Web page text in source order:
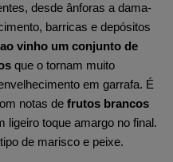
desde ânforas a dama-
barricas e depósitos
vinho um conjunto de
que o tornam muito
em garrafa. É
notas de frutos brancos
ligeiro toque amargo no final.
de marisco e peixe.